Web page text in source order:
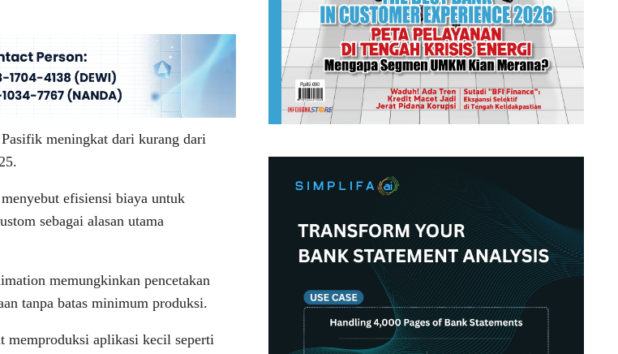
meningkat dari kurang dari
efisiensi biaya untuk
sebagai alasan utama
memungkinkan pencetakan
tanpa batas minimum produksi.
memproduksi aplikasi kecil seperti